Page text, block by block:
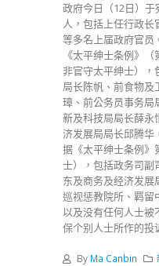
政府今日（12日）
人，包括上任行政长
等多名上届政府官员
《太平绅士条例》
非官守太平绅士），
局长陈帆、前食物及
璋、前公务员事务局
新及科技局局长薛永
济发展局局长邱腾华
据《太平绅士条例》
士），包括政务司副
东及商务及经济发展
巡视惩教院所、羁留
以及没有任何人士被
保个别人士所作的投
By Ma Canbin